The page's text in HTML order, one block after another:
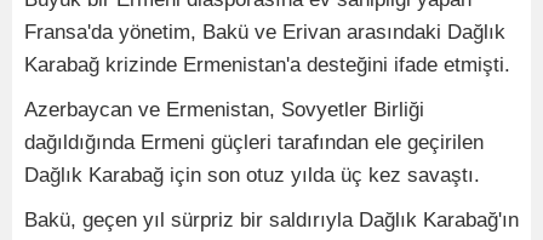
Fransa'da yönetim, Bakü ve Erivan arasındaki Dağlık
Karabağ krizinde Ermenistan'a desteğini ifade etmişti.
Azerbaycan ve Ermenistan, Sovyetler Birliği
dağıldığında Ermeni güçleri tarafından ele geçirilen
Dağlık Karabağ için son otuz yılda üç kez savaştı.
Bakü, geçen yıl sürpriz bir saldırıyla Dağlık Karabağ'ın